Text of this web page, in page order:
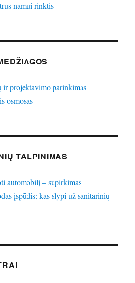
namui rinktis
ir projektavimo parinkimas
osmosas
TALPINIMAS
automobilį – supirkimas
įspūdis: kas slypi už sanitarinių